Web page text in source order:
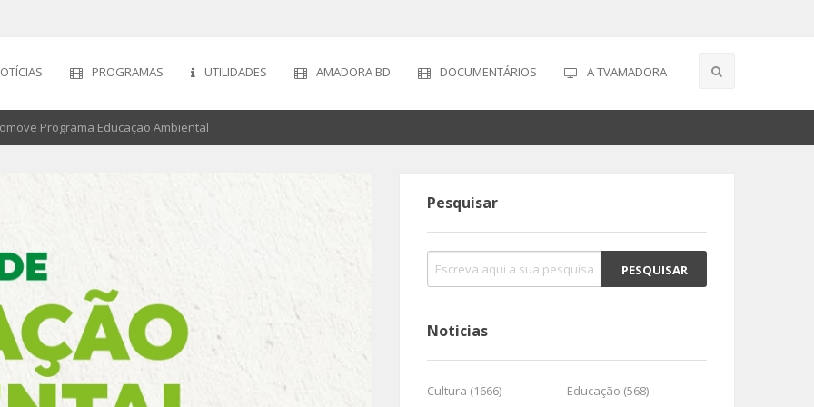
PROGRAMAS UTILIDADES AMADORA BD DOCUMENTÁRIOS A TVAMADORA
Programa Educação Ambiental
Pesquisar
Noticias
Cultura (1666)
Educação (568)